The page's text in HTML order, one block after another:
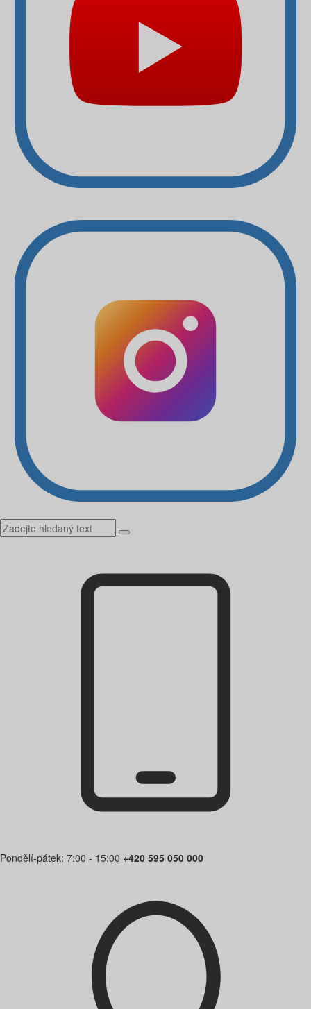
Pondělí-pátek: 7:00 - 15:00 +420 595 050 000